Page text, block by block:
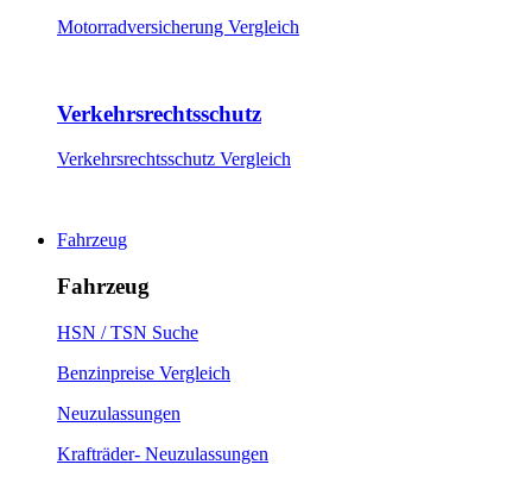
Motorradversicherung Vergleich
Verkehrsrechtsschutz
Verkehrsrechtsschutz Vergleich
Fahrzeug
Fahrzeug
HSN / TSN Suche
Benzinpreise Vergleich
Neuzulassungen
Krafträder- Neuzulassungen